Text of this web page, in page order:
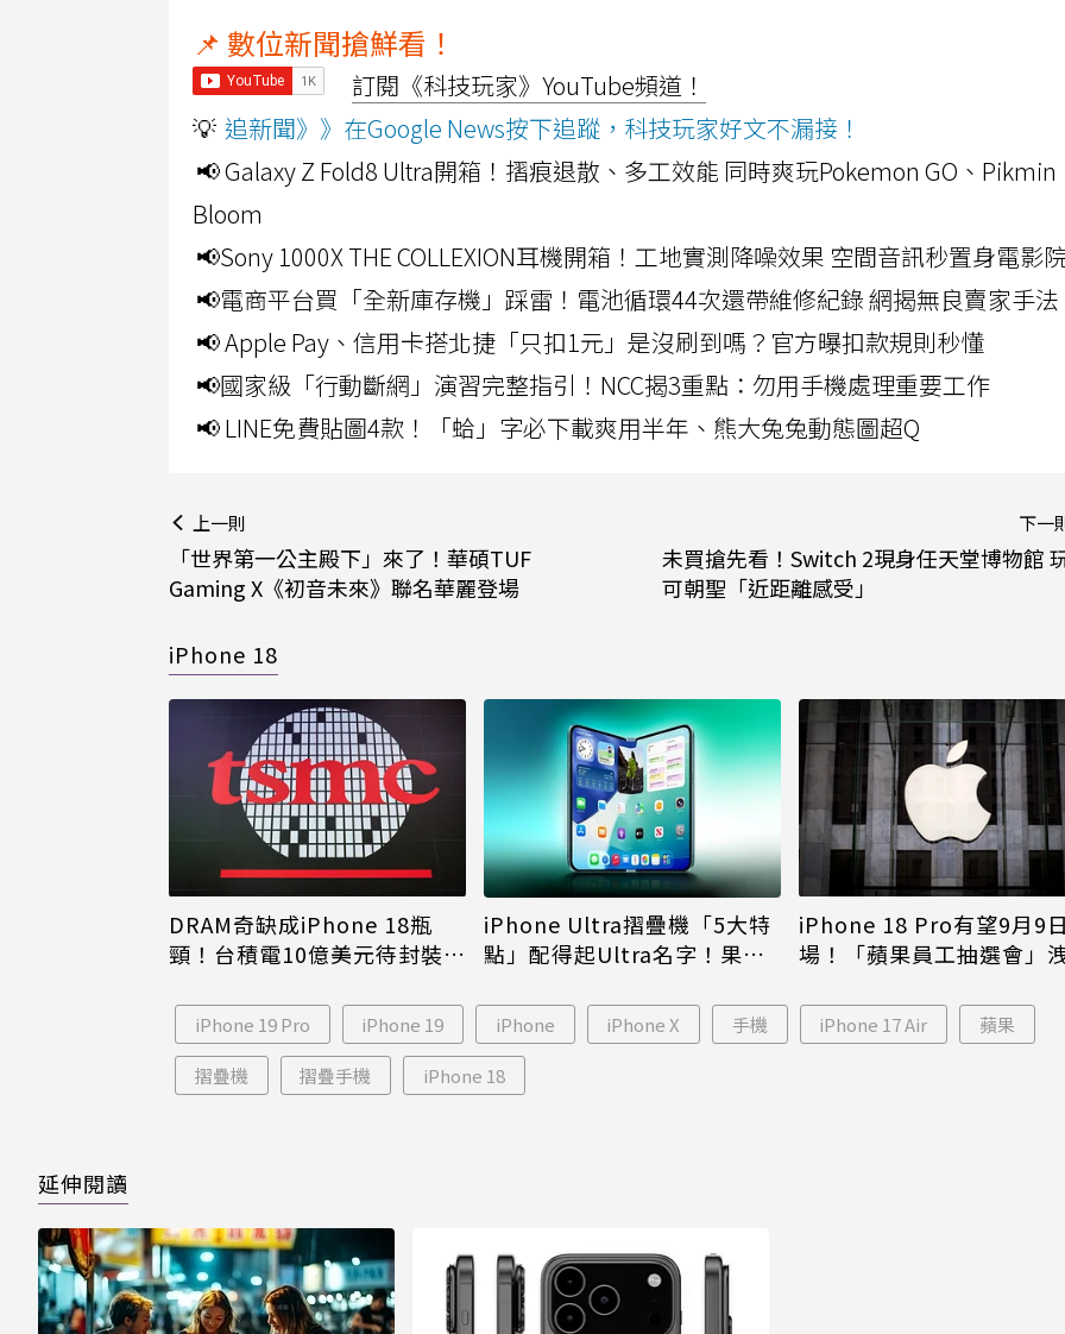
📌 數位新聞搶鮮看！
訂閱《科技玩家》YouTube頻道！
💡 追新聞》》在Google News按下追蹤，科技玩家好文不漏接！
📢 Galaxy Z Fold8 Ultra開箱！摺痕退散、多工效能 同時爽玩Pokemon GO、Pikmin
Bloom
📢Sony 1000X THE COLLEXION耳機開箱！工地實測降噪效果 空間音訊秒置身電影
📢電商平台買「全新庫存機」踩雷！電池循環44次還帶維修紀錄 網揭無良賣家手法
📢 Apple Pay、信用卡搭北捷「只扣1元」是沒刷到嗎？官方曝扣款規則秒懂
📢國家級「行動斷網」演習完整指引！NCC揭3重點：勿用手機處理重要工作
📢 LINE免費貼圖4款！「蛤」字必下載爽用半年、熊大兔兔動態圖超Q
上一則
「世界第一公主殿下」來了！華碩TUF
Gaming X《初音未來》聯名華麗登場
下一
未買搶先看！Switch 2現身任天堂博物館
可朝聖「近距離感受」
iPhone 18
DRAM奇缺成iPhone 18瓶
頸！台積電10億美元待封裝晶
iPhone Ultra摺疊機「5大特
點」配得起Ultra名字！果粉
iPhone 18 Pro有望9月9
場！「蘋果員工抽選會」
iPhone 19 Pro iPhone 19 iPhone iPhone X 手機 iPhone 17 Air 蘋果
摺疊機 摺疊手機 iPhone 18
延伸閱讀